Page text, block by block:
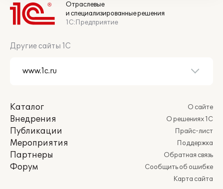
Отраслевые
и специализированные решения
1С:Предприятие
Другие сайты 1С
Каталог
Внедрения
Публикации
Мероприятия
Партнеры
Форум
О сайте
О решениях 1С
Прайс-лист
Поддержка
Обратная связь
Сообщить об ошибке
Карта сайта